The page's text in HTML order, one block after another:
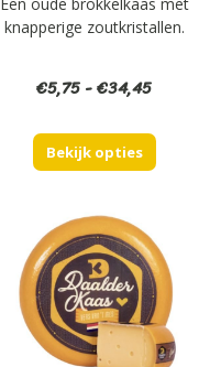
knapperige zoutkristallen.
€5,75-€34,45
tot
Bekijk opties